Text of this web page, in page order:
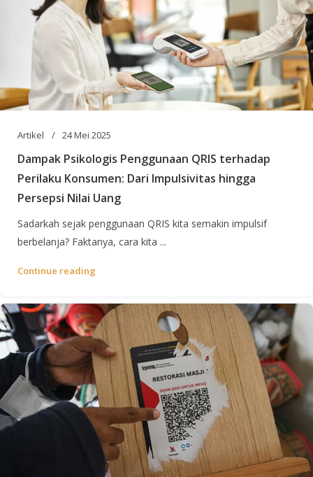
Artikel 24 Mei 2025
Dampak Psikologis Penggunaan QRIS terhadap
Perilaku Konsumen: Dari Impulsivitas hingga
Persepsi Nilai Uang
Sadarkah sejak penggunaan QRIS kita semakin impulsif
berbelanja? Faktanya, cara kita ...
Continue reading